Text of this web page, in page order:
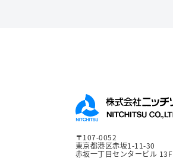
〒107-0052
東京都港区赤坂1-11-30
赤坂一丁目センタービル 13F